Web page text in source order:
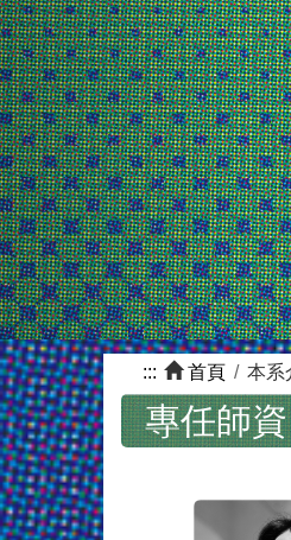
::: 首頁 本系
專任師資